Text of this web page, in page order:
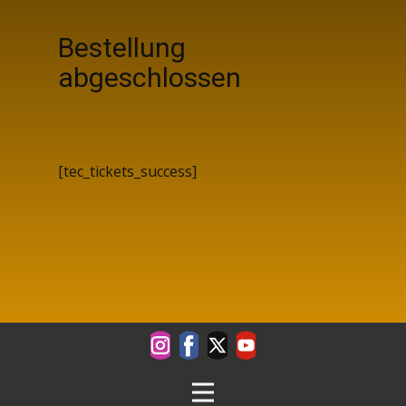
Bestellung
abgeschlossen
[tec_tickets_success]